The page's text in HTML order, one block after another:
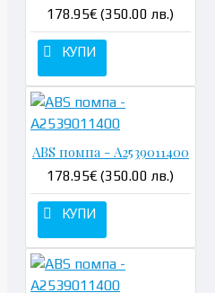
178.95€ (350.00 лв.)
КУПИ
ABS помпа - A2539011400
178.95€ (350.00 лв.)
КУПИ